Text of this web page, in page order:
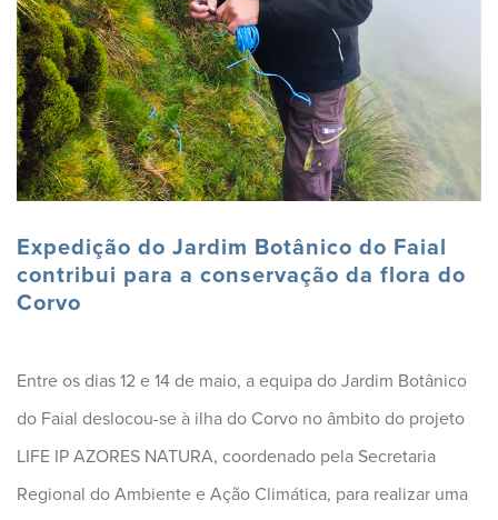
Expedição do Jardim Botânico do Faial
contribui para a conservação da flora do
Corvo
Entre os dias 12 e 14 de maio, a equipa do Jardim Botânico
do Faial deslocou-se à ilha do Corvo no âmbito do projeto
LIFE IP AZORES NATURA, coordenado pela Secretaria
Regional do Ambiente e Ação Climática, para realizar uma